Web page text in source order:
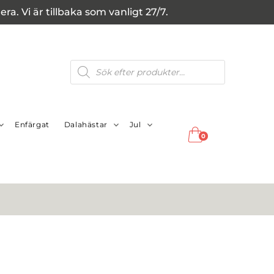
Vi är tillbaka som vanligt 27/7.
Produktsökning
Enfärgat Dalahästar Jul
0